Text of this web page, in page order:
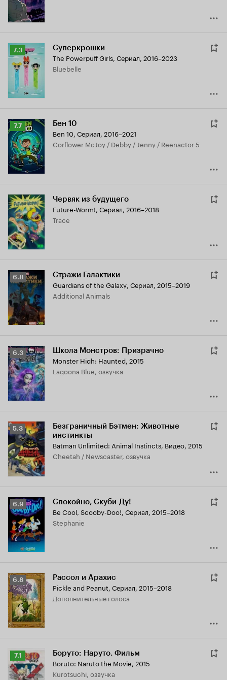
Рейтинг
Кинопоиска
7.3
7.3 Суперкрошки
The Powerpuff Girls, Сериал, 2016–2023
Bluebelle
Рейтинг
Кинопоиска
7.7
7.7 Бен 10
Ben 10, Сериал, 2016–2021
Corflower McJoy / Debby / Jenny / Reenactor 5
Червяк из будущего
Future-Worm!, Сериал, 2016–2018
Trace
Рейтинг
Кинопоиска
6.8
6.8 Стражи Галактики
Guardians of the Galaxy, Сериал, 2015–2019
Additional Animals
Рейтинг
Кинопоиска
6.3
6.3 Школа Монстров: Призрачно
Monster High: Haunted, 2015
Lagoona Blue, озвучка
Рейтинг
Кинопоиска
5.3
5.3
Безграничный Бэтмен: Животные
инстинкты
Batman Unlimited: Animal Instincts, Видео, 2015
Cheetah / Newscaster, озвучка
Рейтинг
Кинопоиска
6.9
6.9 Спокойно, Скуби-Ду!
Be Cool, Scooby-Doo!, Сериал, 2015–2018
Stephanie
Рейтинг
Кинопоиска
6.8
6.8 Рассол и Арахис
Pickle and Peanut, Сериал, 2015–2018
дополнительные голоса
Рейтинг
Кинопоиска
7.1
7.1 Боруто: Наруто. Фильм
Boruto: Naruto the Movie, 2015
Kurotsuchi, озвучка